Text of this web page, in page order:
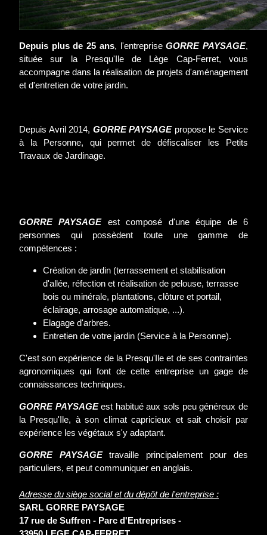
Depuis plus de 25 ans, l'entrepriseGORRE PAYSAGE,
située sur la Presqu'Ile de Lège Cap-Ferret, vous
accompagne dans la réalisation de projets d'aménagement
et d'entretien de votre jardin.
Depuis Avril 2014, GORRE PAYSAGEpropose le Service
à la Personne, qui permet de défiscaliser les Petits
Travaux de Jardinage.
GORRE PAYSAGEest composé d'une équipe de 6
personnes qui possèdent toute une gamme de
compétences :
Création de jardin (terrassement et stabilisation
d'allée, réfection et réalisation de pelouse, terrasse
bois ou minérale, plantations, clôture et portail,
éclairage, arrosage automatique, ...).
Elagage d'arbres.
Entretien de votre jardin (Service à la Personne).
C'est son expérience de la Presqu'Ile et de ses contraintes
agronomiques qui font de cette entreprise un gage de
connaissances techniques.
GORRE PAYSAGEest habitué aux sols peu généreux de
la Presqu'Ile, à son climat capricieux et sait choisir par
expérience les végétaux s'y adaptant.
GORRE PAYSAGEtravaille principalement pour des
particuliers, et peut communiquer en anglais.
Adresse du siège social et du dépôt de l'entreprise :
SARL GORRE PAYSAGE
17 rue de Suffren - Parc d'Entreprises -